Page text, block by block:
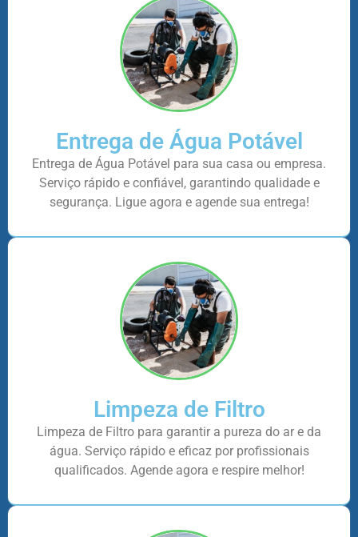
Entrega de Água Potável
Entrega de Água Potável para sua casa ou empresa.
Serviço rápido e confiável, garantindo qualidade e
segurança. Ligue agora e agende sua entrega!
Limpeza de Filtro
Limpeza de Filtro para garantir a pureza do ar e da
água. Serviço rápido e eficaz por profissionais
qualificados. Agende agora e respire melhor!